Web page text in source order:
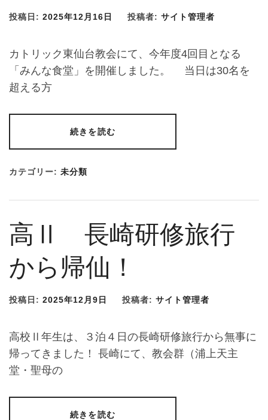
投稿日: 2025年12月16日 投稿者: サイト管理者
カトリック東仙台教会にて、今年度4回目となる
「みんな食堂」を開催しました。 当日は30名を
超える方
続きを読む
カテゴリー: 未分類
高Ⅱ 長崎研修旅行
から帰仙！
投稿日: 2025年12月9日 投稿者: サイト管理者
高校Ⅱ年生は、３泊４日の長崎研修旅行から無事に
帰ってきました！ 長崎にて、教会群（浦上天主
堂・聖母の
続きを読む